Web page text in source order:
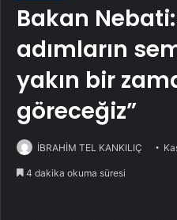
Bakan Nebati:
adımların
yakın bir
göreceğiz”
İBRAHİM TEL KANKILIÇ
4 dakika okuma süresi